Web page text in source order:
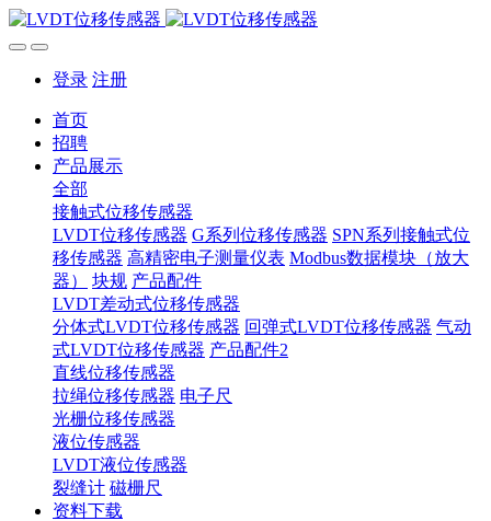
登录 注册
首页
招聘
产品展示
全部
接触式位移传感器
LVDT位移传感器 G系列位移传感器 SPN系列接触式位
移传感器 高精密电子测量仪表 Modbus数据模块（放大
器）
块规 产品配件
LVDT差动式位移传感器
分体式LVDT位移传感器 回弹式LVDT位移传感器 气动
式LVDT位移传感器 产品配件2
直线位移传感器
拉绳位移传感器 电子尺
光栅位移传感器
液位传感器
LVDT液位传感器
裂缝计 磁栅尺
资料下载